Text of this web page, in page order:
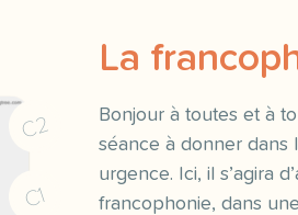
C2
C1
La
Bonjour à toutes et à
séance à donner dans
urgence. Ici, il s’agira
francophonie, dans